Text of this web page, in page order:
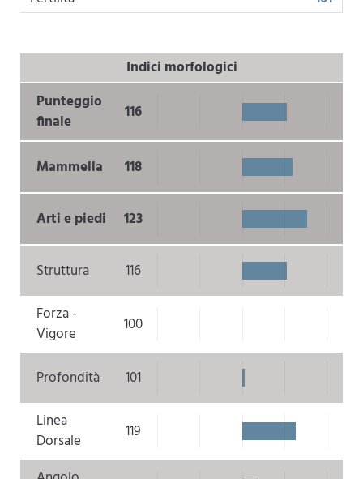
Indici morfologici
Punteggio
finale
116
Mammella 118
Arti e piedi 123
Struttura
116
Forza -
Vigore
100
Profondità
101
Linea
Dorsale
119